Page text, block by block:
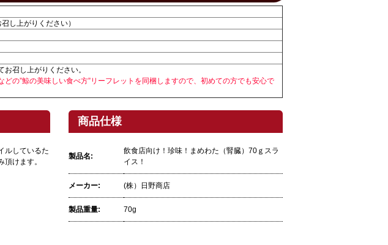
し上がりください）
召し上がりください。
の”鯨の美味しい食べ方”リーフレットを同梱しますので、初めての方でも安心で
ルしているた
けます。
商品仕様
製品名:
飲食店向け！珍味！まめわた（腎臓）70ｇスラ
イス！
メーカー: (株）日野商店
製品重量: 70g